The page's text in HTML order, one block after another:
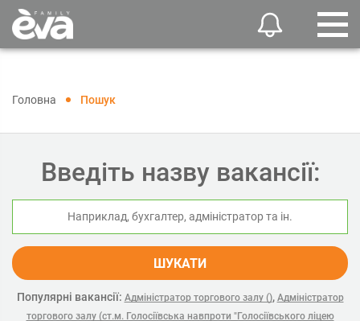
Головна Пошук
Введіть назву вакансії:
ШУКАТИ
Популярні вакансії: Адміністратор торгового залу (), Адміністратор
торгового залу (ст.м. Голосіївська навпроти "Голосіївського ліцею